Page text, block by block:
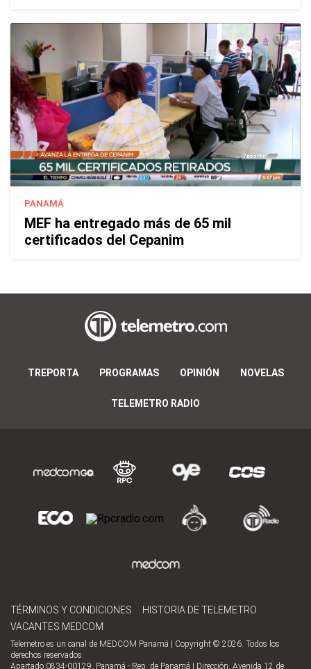
PANAMÁ
MEF ha entregado más de 65 mil
certificados del Cepanim
TREPORTA PROGRAMAS OPINIÓN NOVELAS
TELEMETRO RADIO
TÉRMINOS Y CONDICIONES
HISTORIA DE TELEMETRO
VACANTES MEDCOM
Telemetro es un canal de MEDCOM Panamá | Copyright © 2026. Todos los
derechos reservados.
Apartado 0834-00129, Panamá - Rep. de Panamá | Dirección, Avenida 12 de